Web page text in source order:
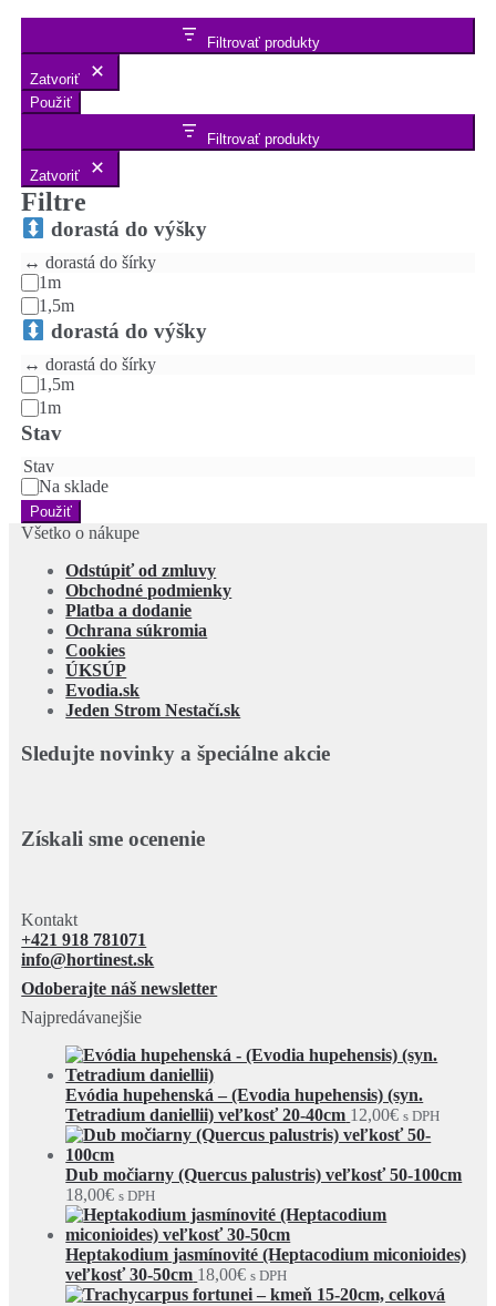
Filtrovať produkty
Zatvoriť
Použiť
Filtrovať produkty
Zatvoriť
Filtre
dorastá do výšky
↔️ dorastá do šírky
1m
1,5m
dorastá do výšky
↔️ dorastá do šírky
1,5m
1m
Stav
Stav
Na sklade
Použiť
Všetko o nákupe
Odstúpiť od zmluvy
Obchodné podmienky
Platba a dodanie
Ochrana súkromia
Cookies
ÚKSÚP
Evodia.sk
Jeden Strom Nestačí.sk
Sledujte novinky a špeciálne akcie
Získali sme ocenenie
Kontakt
+421 918 781071
info@hortinest.sk
Odoberajte náš newsletter
Najpredávanejšie
Evódia hupehenská – (Evodia hupehensis) (syn.
Tetradium daniellii) veľkosť 20-40cm 12,00€ s DPH
Dub močiarny (Quercus palustris) veľkosť 50-100cm
18,00€ s DPH
Heptakodium jasmínovité (Heptacodium miconioides)
veľkosť 30-50cm 18,00€ s DPH